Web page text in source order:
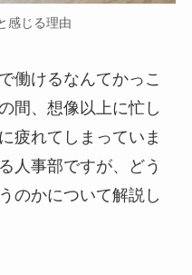
感じる理由
働けるなんてかっこ
間、想像以上に忙し
疲れてしまっていま
人事部ですが、どう
のかについて解説し